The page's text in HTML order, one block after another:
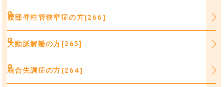
腰部脊柱管狭窄症の方[266]
大動脈解離の方[265]
統合失調症の方[264]